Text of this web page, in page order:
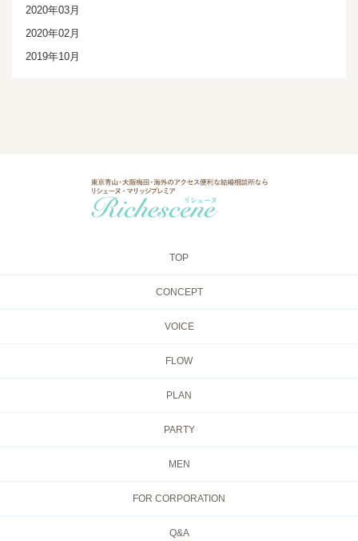
2020年03月
2020年02月
2019年10月
TOP
CONCEPT
VOICE
FLOW
PLAN
PARTY
MEN
FOR CORPORATION
Q&A